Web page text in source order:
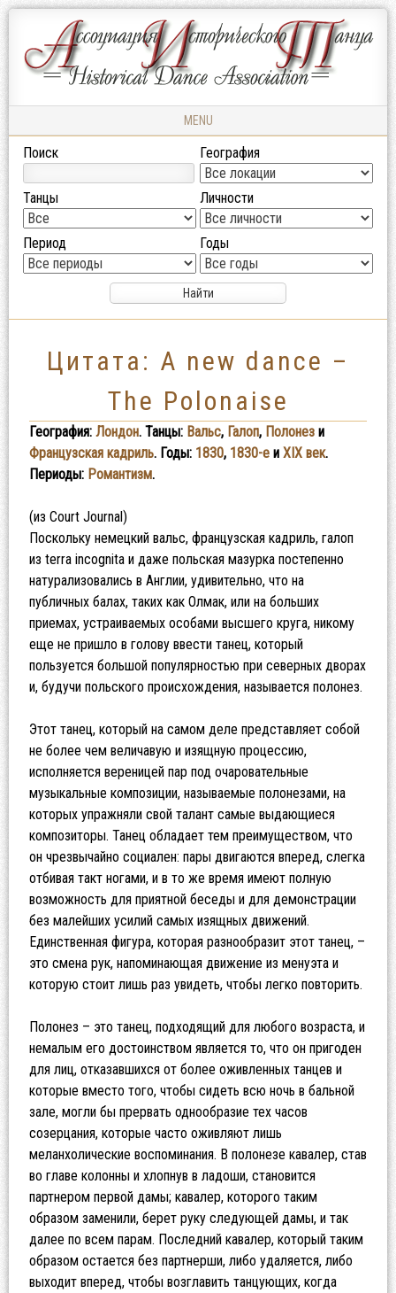
АССОЦИАЦИЯ
ИСТОРИЧЕСКОГО
Ассоциация
Исторического
Танца
MENU
Skip to content
Поиск География
Танцы Личности
Период Годы
Цитата: A new dance –
The Polonaise
География: Лондон. Танцы: Вальс, Галоп, Полонези
Французская кадриль. Годы: 1830, 1830-еи XIX век.
Периоды: Романтизм.
(из Court Journal)
Поскольку немецкий вальс, французская кадриль, галоп
из terra incognita и даже польская мазурка постепенно
натурализовались в Англии, удивительно, что на
публичных балах, таких как Олмак, или на больших
приемах, устраиваемых особами высшего круга, никому
еще не пришло в голову ввести танец, который
пользуется большой популярностью при северных дворах
и, будучи польского происхождения, называется полонез.
Этот танец, который на самом деле представляет собой
не более чем величавую и изящную процессию,
исполняется вереницей пар под очаровательные
музыкальные композиции, называемые полонезами, на
которых упражняли свой талант самые выдающиеся
композиторы. Танец обладает тем преимуществом, что
он чрезвычайно социален: пары двигаются вперед, слегка
отбивая такт ногами, и в то же время имеют полную
возможность для приятной беседы и для демонстрации
без малейших усилий самых изящных движений.
Единственная фигура, которая разнообразит этот танец, –
это смена рук, напоминающая движение из менуэта и
которую стоит лишь раз увидеть, чтобы легко повторить.
Полонез – это танец, подходящий для любого возраста, и
немалым его достоинством является то, что он пригоден
для лиц, отказавшихся от более оживленных танцев и
которые вместо того, чтобы сидеть всю ночь в бальной
зале, могли бы прервать однообразие тех часов
созерцания, которые часто оживляют лишь
меланхолические воспоминания. В полонезе кавалер, став
во главе колонны и хлопнув в ладоши, становится
партнером первой дамы; кавалер, которого таким
образом заменили, берет руку следующей дамы, и так
далее по всем парам. Последний кавалер, который таким
образом остается без партнерши, либо удаляется, либо
выходит вперед, чтобы возглавить танцующих, когда